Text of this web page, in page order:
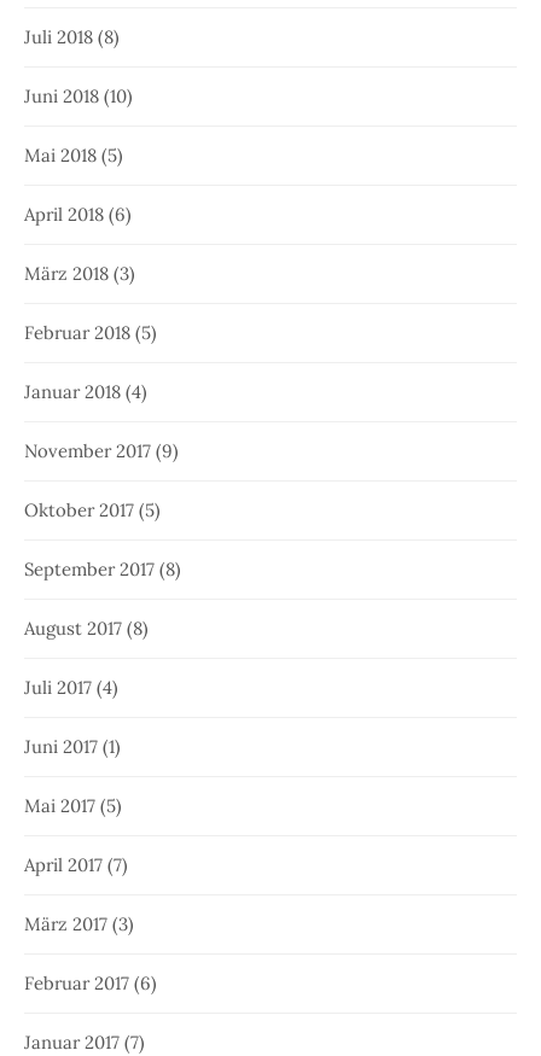
Juli 2018 (8)
Juni 2018 (10)
Mai 2018 (5)
April 2018 (6)
März 2018 (3)
Februar 2018 (5)
Januar 2018 (4)
November 2017 (9)
Oktober 2017 (5)
September 2017 (8)
August 2017 (8)
Juli 2017 (4)
Juni 2017 (1)
Mai 2017 (5)
April 2017 (7)
März 2017 (3)
Februar 2017 (6)
Januar 2017 (7)